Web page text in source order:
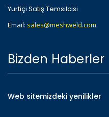
Yurtiçi Satış Temsilcisi
Email: sales@meshweld.com
Bizden Haberler
Web sitemizdeki yenilikler